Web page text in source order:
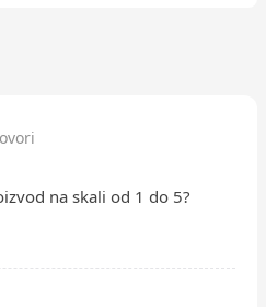
na skali od 1 do 5?